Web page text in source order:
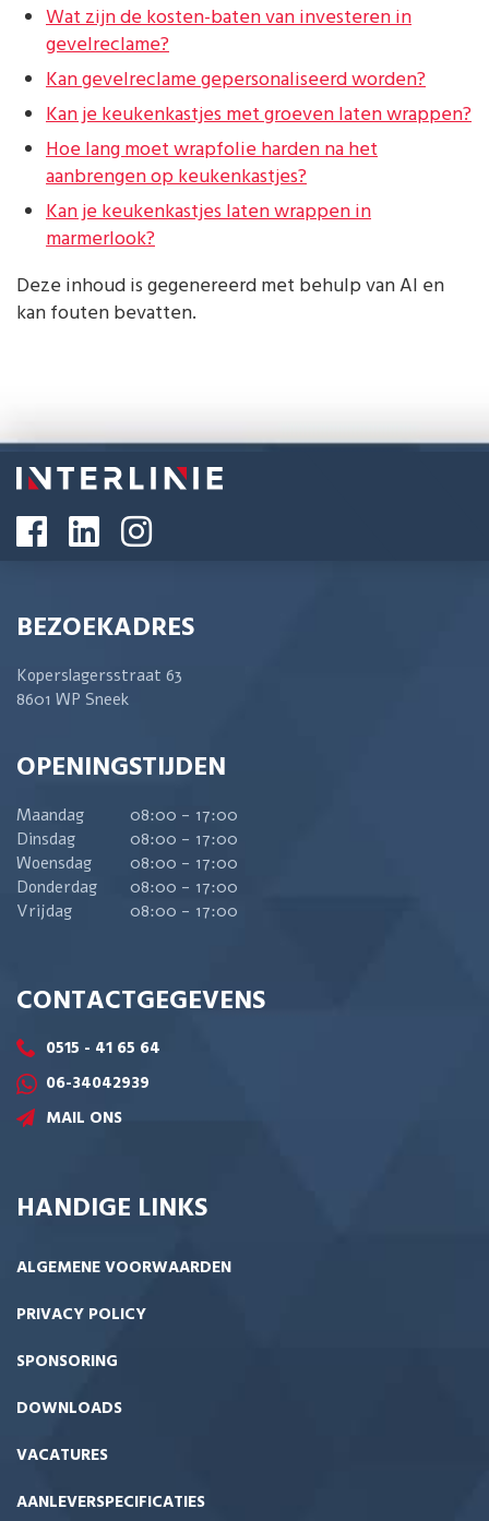
Wat zijn de kosten-baten van investeren in
gevelreclame?
Kan gevelreclame gepersonaliseerd worden?
Kan je keukenkastjes met groeven laten wrappen?
Hoe lang moet wrapfolie harden na het
aanbrengen op keukenkastjes?
Kan je keukenkastjes laten wrappen in
marmerlook?
Deze inhoud is gegenereerd met behulp van AI en
kan fouten bevatten.
BEZOEKADRES
Koperslagersstraat 63
8601 WP Sneek
OPENINGSTIJDEN
Maandag
08:00 - 17:00
Dinsdag
08:00 - 17:00
Woensdag
08:00 - 17:00
Donderdag
08:00 - 17:00
Vrijdag
08:00 - 17:00
CONTACTGEGEVENS
0515 - 41 65 64
06-34042939
MAIL ONS
HANDIGE LINKS
ALGEMENE VOORWAARDEN
PRIVACY POLICY
SPONSORING
DOWNLOADS
VACATURES
AANLEVERSPECIFICATIES